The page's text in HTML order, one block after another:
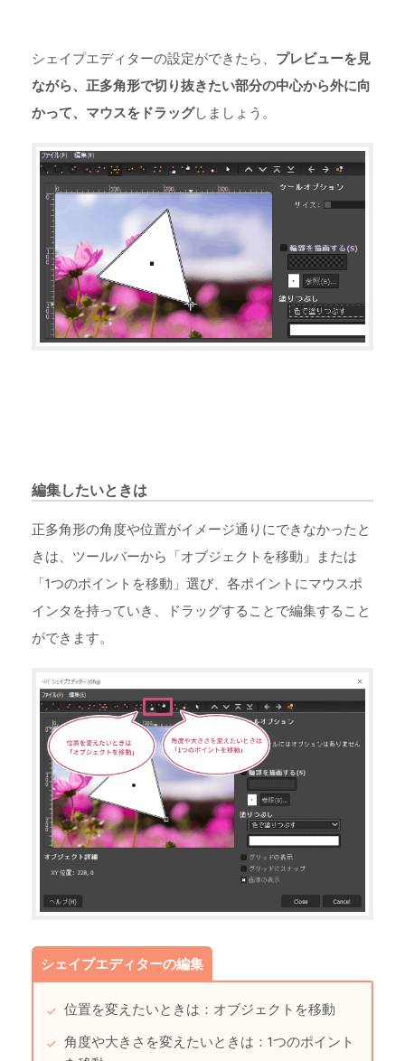
シェイプエディターの設定ができたら、 プレビューを見
ながら、正多角形で切り抜きたい部分の中心から外に向
かって、マウスをドラッグしましょう。
編集したいときは
正多角形の角度や位置がイメージ通りにできなかったと
きは、ツールバーから「オブジェクトを移動」または
「1つのポイントを移動」選び、各ポイントにマウスポ
インタを持っていき、ドラッグすることで編集すること
ができます。
シェイプエディターの編集
位置を変えたいときは：オブジェクトを移動
角度や大きさを変えたいときは：1つのポイント